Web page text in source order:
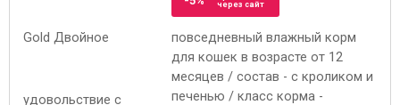
через сайт
повседневный влажный корм
для кошек в возрасте от 12
месяцев / состав - с кроликом и
печенью / класс корма -